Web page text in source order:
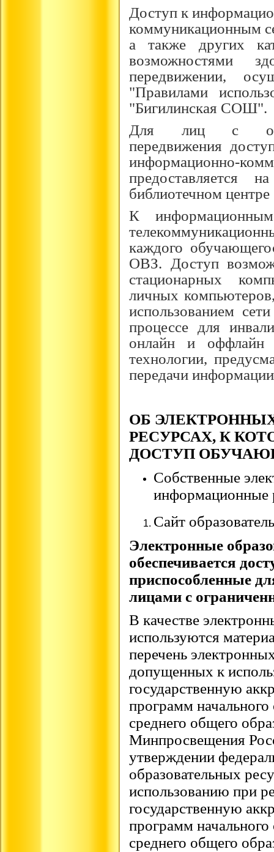
Доступ к
коммуникационным
а также других
возможностями
передвижении,
"Правилами
"Бигилинская СОШ".
Для лиц с
передвижения
библиотечном
К
каждого
ОВЗ. Доступ
стационарных
личных
использованием
процессе для
онлайн и оффлайн
технологии,
передачи
ОБ
РЕСУРСАХ, К
ДОСТУП
Собственные
информационные
Сайт
Электронные
обеспечивается
приспособленные
лицами с
В качестве
используются
перечень
допущенных к
государственную
программ
среднего общего
Минпросвещения
утверждении
образовательных
использованию при
государственную
программ
среднего общего